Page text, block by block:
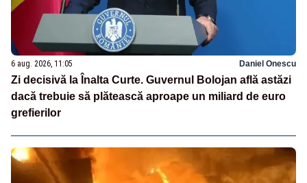
6 aug. 2026, 11:05 Daniel Onescu
Zi decisivă la Înalta Curte. Guvernul Bolojan află astăzi
dacă trebuie să plătească aproape un miliard de euro
grefierilor